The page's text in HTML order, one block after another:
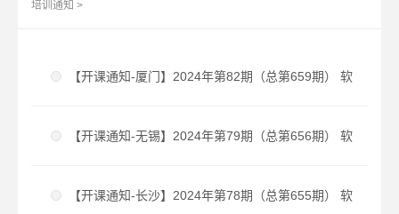
培训通知 >
【开课通知-厦门】2024年第82期（总第659期） 软
件工程造价师培训课程
【开课通知-无锡】2024年第79期（总第656期） 软
件工程造价师培训课程
【开课通知-长沙】2024年第78期（总第655期） 软